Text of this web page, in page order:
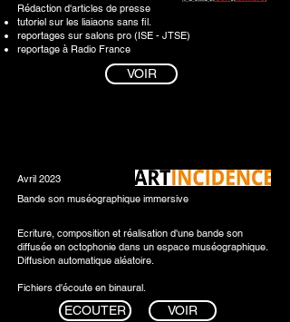
Rédaction d'articles de presse
tutoriel sur les liaiaons sans fil.
reportages sur salons pro (ISE - JTSE)
reportage à Radio France
VOIR
Avril 2023
Bande son muséographique immersive
Ecriture, composition et réalisation d'une bande son
diffusée en octophonie dans un espace muséographique.
Diffusion automatique aléatoire.
Fichiers d'écoute en binaural.
ECOUTER VOIR